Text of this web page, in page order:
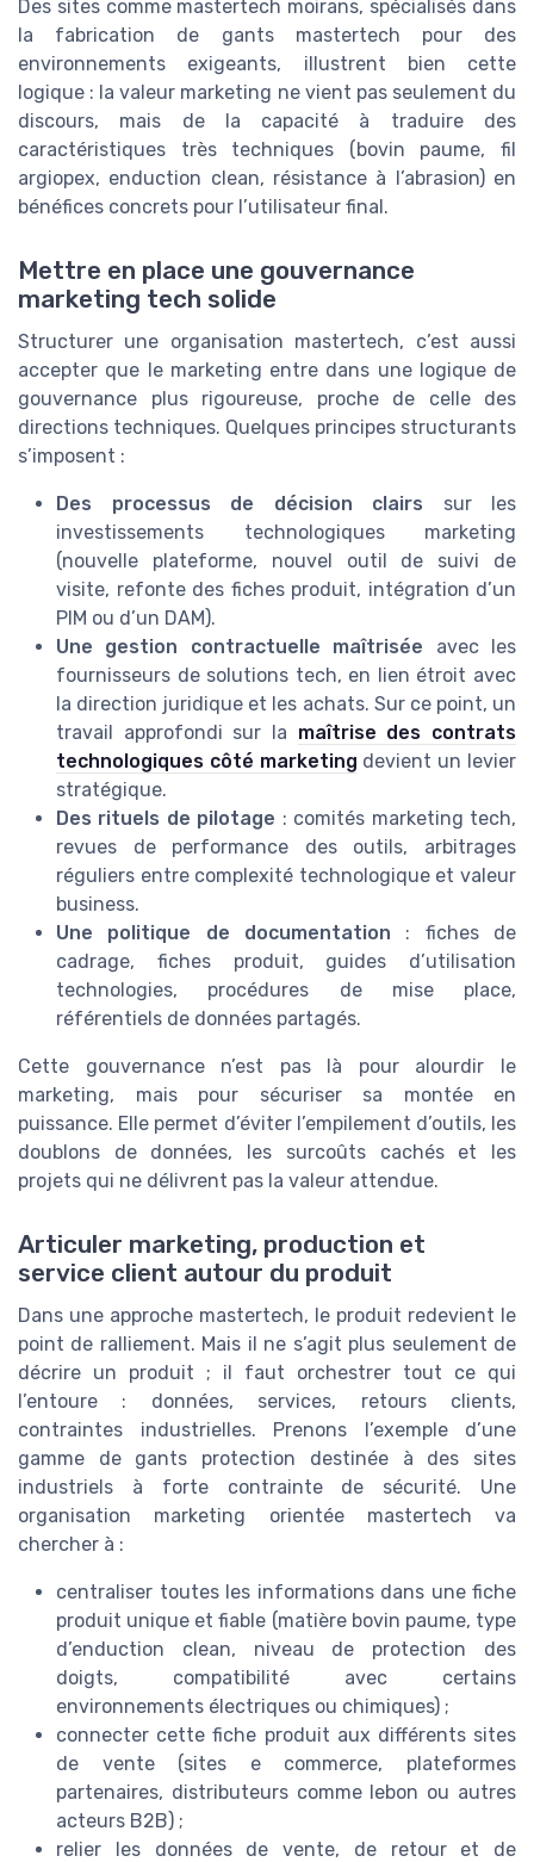
Des sites comme mastertech moirans, spécialisés dans
la fabrication de gants mastertech pour des
environnements exigeants, illustrent bien cette
logique : la valeur marketing ne vient pas seulement du
discours, mais de la capacité à traduire des
caractéristiques très techniques (bovin paume, fil
argiopex, enduction clean, résistance à l’abrasion) en
bénéfices concrets pour l’utilisateur final.
Mettre en place une gouvernance
marketing tech solide
Structurer une organisation mastertech, c’est aussi
accepter que le marketing entre dans une logique de
gouvernance plus rigoureuse, proche de celle des
directions techniques. Quelques principes structurants
s’imposent :
Des processus de décision clairs sur les
investissements technologiques marketing
(nouvelle plateforme, nouvel outil de suivi de
visite, refonte des fiches produit, intégration d’un
PIM ou d’un DAM).
Une gestion contractuelle maîtrisée avec les
fournisseurs de solutions tech, en lien étroit avec
la direction juridique et les achats. Sur ce point, un
travail approfondi sur la maîtrise des contrats
technologiques côté marketing devient un levier
stratégique.
Des rituels de pilotage : comités marketing tech,
revues de performance des outils, arbitrages
réguliers entre complexité technologique et valeur
business.
Une politique de documentation : fiches de
cadrage, fiches produit, guides d’utilisation
technologies, procédures de mise place,
référentiels de données partagés.
Cette gouvernance n’est pas là pour alourdir le
marketing, mais pour sécuriser sa montée en
puissance. Elle permet d’éviter l’empilement d’outils, les
doublons de données, les surcoûts cachés et les
projets qui ne délivrent pas la valeur attendue.
Articuler marketing, production et
service client autour du produit
Dans une approche mastertech, le produit redevient le
point de ralliement. Mais il ne s’agit plus seulement de
décrire un produit ; il faut orchestrer tout ce qui
l’entoure : données, services, retours clients,
contraintes industrielles. Prenons l’exemple d’une
gamme de gants protection destinée à des sites
industriels à forte contrainte de sécurité. Une
organisation marketing orientée mastertech va
chercher à :
centraliser toutes les informations dans une fiche
produit unique et fiable (matière bovin paume, type
d’enduction clean, niveau de protection des
doigts, compatibilité avec certains
environnements électriques ou chimiques) ;
connecter cette fiche produit aux différents sites
de vente (sites e commerce, plateformes
partenaires, distributeurs comme lebon ou autres
acteurs B2B) ;
relier les données de vente, de retour et de